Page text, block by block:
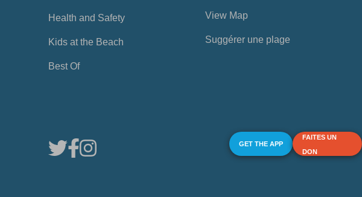
Health and Safety
Kids at the Beach
Best Of
View Map
Suggérer une plage
GET THE APP
FAITES UN
DON